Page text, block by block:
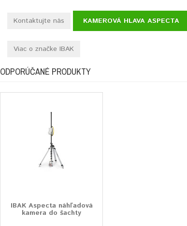
Kontaktujte nás KAMEROVÁ HLAVA ASPECTA
Viac o značke IBAK
ODPORÚČANÉ PRODUKTY
IBAK Aspecta náhľadová
kamera do šachty